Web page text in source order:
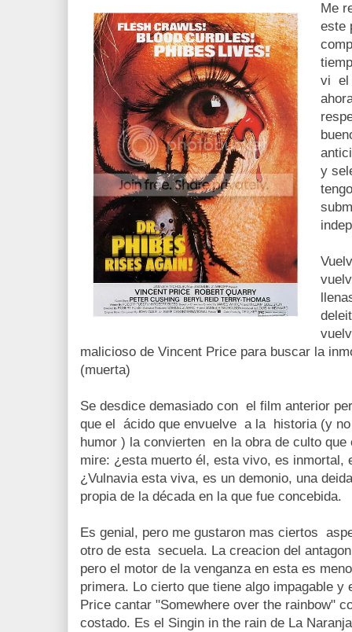
Me
este
vi el
y
malicioso de Vincent Price para buscar la
(muerta)
Se desdice demasiado con el film anterior
que el ácido que envuelve a la historia (y
humor ) la convierten en la obra de culto que
mire: ¿esta muerto él, esta vivo, es inmortal,
¿Vulnavia esta viva, es un demonio, una
propia de la década en la que fue concebida.
Es genial, pero me gustaron mas ciertos
otro de esta secuela. La creacion del
pero el motor de la venganza en esta es
primera. Lo cierto que tiene algo impagable y
Price cantar "Somewhere over the rainbow"
costado. Es el Singin in the rain de La